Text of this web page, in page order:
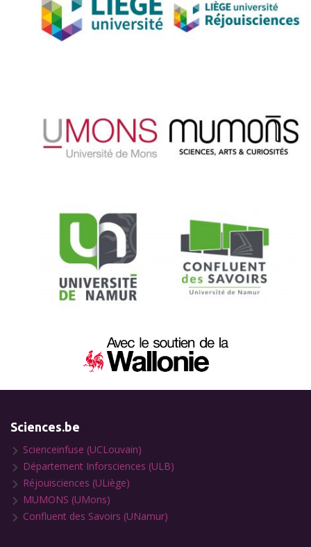
Sciences.be
Scienceinfuse (UCLouvain)
Département Inforsciences (ULB)
Réjouisciences (ULiège)
MUMONS (UMons)
Confluent des Savoirs (UNamur)